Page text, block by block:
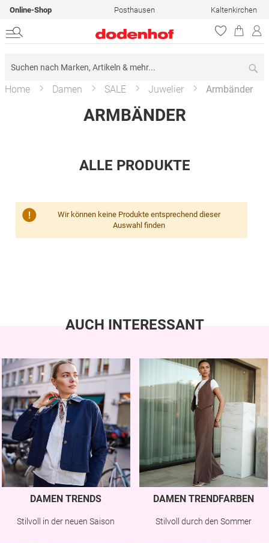
Online-Shop Posthausen Kaltenkirchen
Home Damen SALE Juwelier Armbänder
ARMBÄNDER
ALLE PRODUKTE
Wir können keine Produkte entsprechend dieser
Auswahl finden
AUCH INTERESSANT
DAMEN TRENDS
Stilvoll in der neuen Saison
DAMEN TRENDFARBEN
Stilvoll durch den Sommer